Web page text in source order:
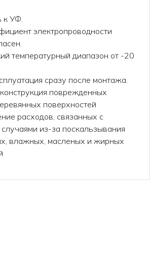
к УФ.
электропроводности
температурный диапазон от -20
сразу после монтажа.
поврежденных
поверхностей
расходов, связанных с
из-за поскальзывания
влажных, масленых и жирных